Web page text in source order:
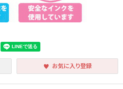
お気に入り登録